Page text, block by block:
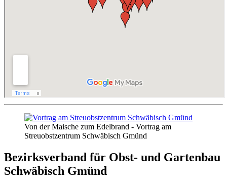
Von der Maische zum Edelbrand - Vortrag am
Streuobstzentrum Schwäbisch Gmünd
Bezirksverband für Obst- und Gartenbau
Schwäbisch Gmünd